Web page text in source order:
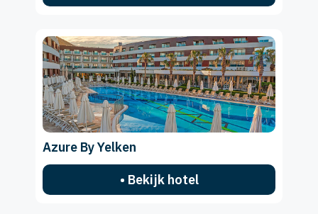
Azure By Yelken
• Bekijk hotel